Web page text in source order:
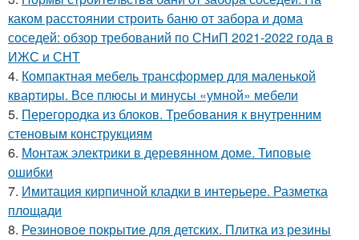
каком расстоянии строить баню от забора и дома
соседей: обзор требований по СНиП 2021-2022 года в
ИЖС и СНТ
4. Компактная мебель трансформер для маленькой
квартиры. Все плюсы и минусы «умной» мебели
5. Перегородка из блоков. Требования к внутренним
стеновым конструкциям
6. Монтаж электрики в деревянном доме. Типовые
ошибки
7. Имитация кирпичной кладки в интерьере. Разметка
площади
8. Резиновое покрытие для детских. Плитка из резины